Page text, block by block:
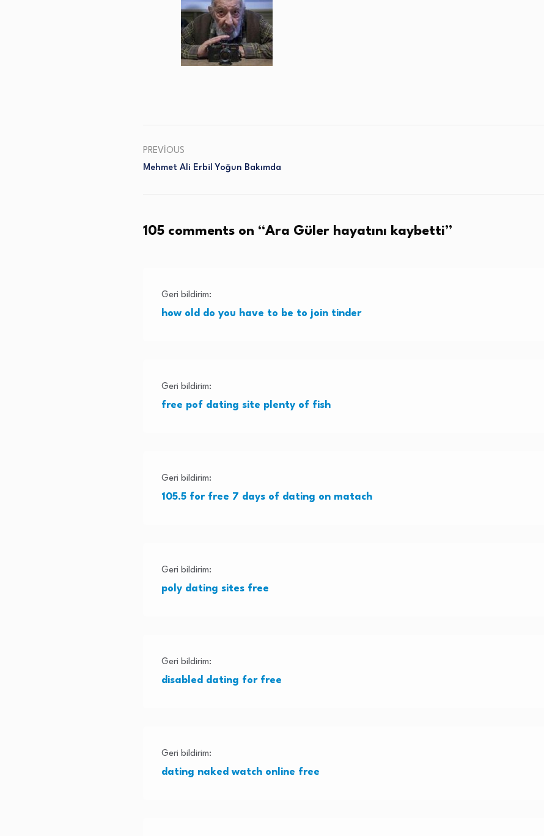
PREVIOUS
Mehmet Ali Erbil Yoğun Bakımda
105 comments on “Ara Güler hayatını kaybetti”
Geri bildirim:
how old do you have to be to join tinder
Geri bildirim:
free pof dating site plenty of fish
Geri bildirim:
105.5 for free 7 days of dating on matach
Geri bildirim:
poly dating sites free
Geri bildirim:
disabled dating for free
Geri bildirim:
dating naked watch online free